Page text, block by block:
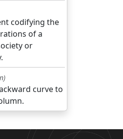
codifying the
of a
or
curve to